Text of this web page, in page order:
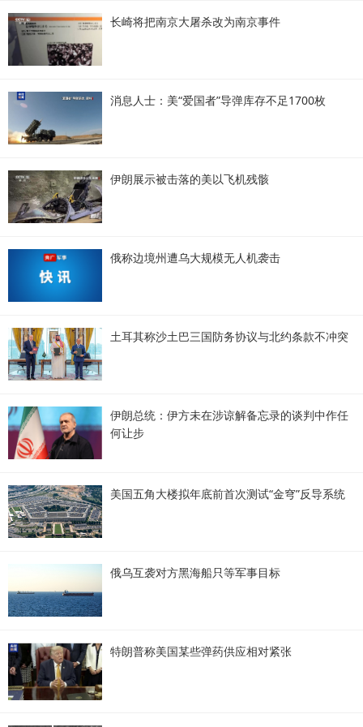
长崎将把南京大屠杀改为南京事件
消息人士：美“爱国者”导弹库存不足1700枚
伊朗展示被击落的美以飞机残骸
俄称边境州遭乌大规模无人机袭击
土耳其称沙土巴三国防务协议与北约条款不冲突
伊朗总统：伊方未在涉谅解备忘录的谈判中作任
何让步
美国五角大楼拟年底前首次测试“金穹”反导系统
俄乌互袭对方黑海船只等军事目标
特朗普称美国某些弹药供应相对紧张